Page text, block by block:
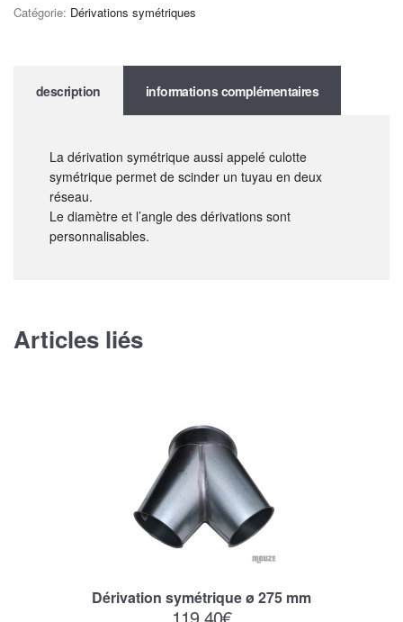
Catégorie: Dérivations symétriques
description informations complémentaires
La dérivation symétrique aussi appelé culotte
symétrique permet de scinder un tuyau en deux
réseau.
Le diamètre et l’angle des dérivations sont
personnalisables.
Articles liés
Dérivation symétrique ø 275 mm
119,40€